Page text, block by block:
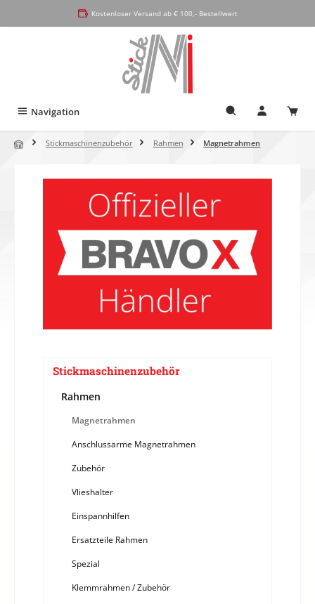
Kostenloser Versand ab € 100,- Bestellwert
Navigation
Stickmaschinenzubehör Rahmen Magnetrahmen
Stickmaschinenzubehör
Rahmen
Magnetrahmen
Anschlussarme Magnetrahmen
Zubehör
Vlieshalter
Einspannhilfen
Ersatzteile Rahmen
Spezial
Klemmrahmen / Zubehör